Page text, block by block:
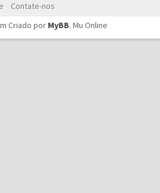
Contate-nos
Criado por MyBB. Mu Online